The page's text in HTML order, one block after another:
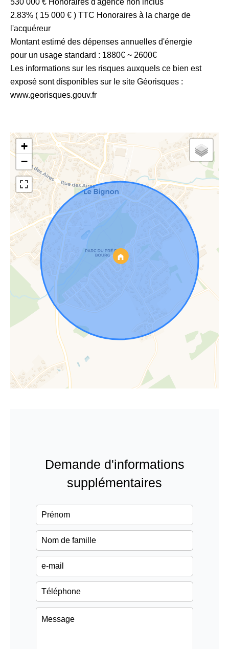
530 000 € Honoraires d'agence non inclus
2.83% ( 15 000 € ) TTC Honoraires à la charge de
l'acquéreur
Montant estimé des dépenses annuelles d'énergie
pour un usage standard : 1880€ ~ 2600€
Les informations sur les risques auxquels ce bien est
exposé sont disponibles sur le site Géorisques :
www.georisques.gouv.fr
+
−
Demande d'informations
supplémentaires